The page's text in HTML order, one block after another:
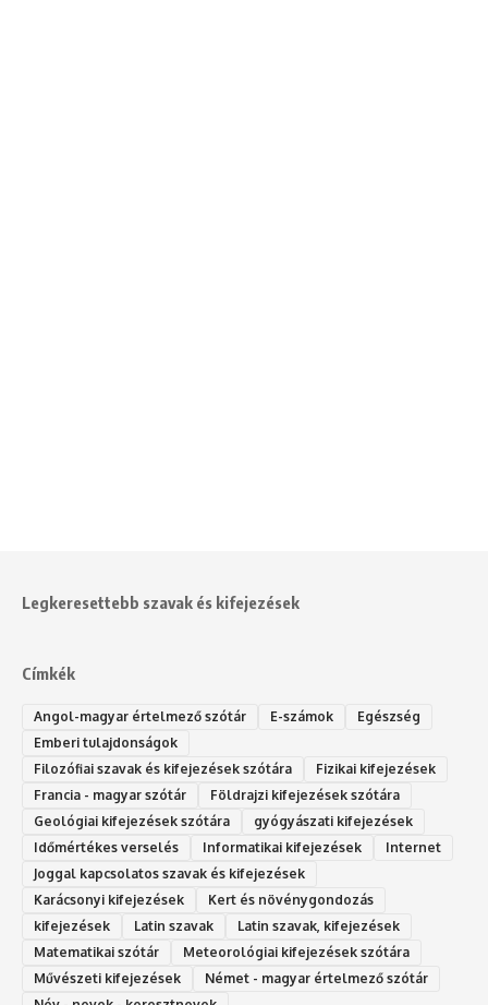
Legkeresettebb szavak és kifejezések
Címkék
Angol-magyar értelmező szótár E-számok
Egészség
Emberi tulajdonságok
Filozófiai szavak és kifejezések szótára
Fizikai kifejezések
Francia - magyar szótár
Földrajzi kifejezések szótára
Geológiai kifejezések szótára
gyógyászati kifejezések
Időmértékes verselés
Informatikai kifejezések
Internet
Joggal kapcsolatos szavak és kifejezések
Karácsonyi kifejezések
Kert és növénygondozás
kifejezések
Latin szavak
Latin szavak, kifejezések
Matematikai szótár
Meteorológiai kifejezések szótára
Művészeti kifejezések
Német - magyar értelmező szótár